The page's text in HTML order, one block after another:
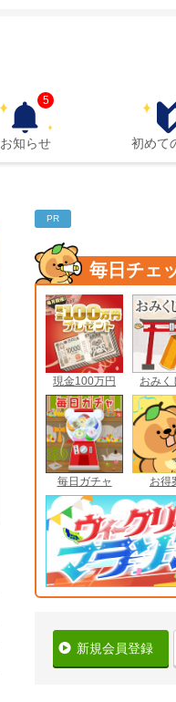
お知らせ
5
初めて
PR
毎日チェ
現金100万円 おみく
毎日ガチャ お得
新規会員登録